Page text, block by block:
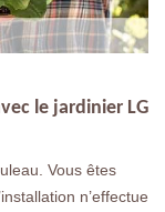
le jardinier LG
Vous êtes
n’effectue